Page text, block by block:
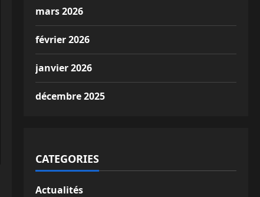
mars 2026
février 2026
janvier 2026
décembre 2025
CATEGORIES
Actualités